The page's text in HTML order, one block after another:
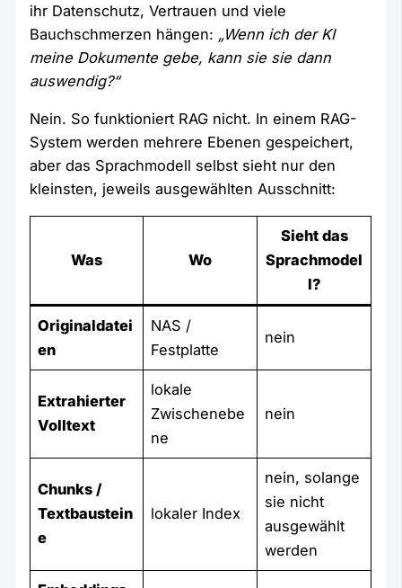
ihr Datenschutz, Vertrauen und viele
Bauchschmerzen hängen: „Wenn ich der KI
meine Dokumente gebe, kann sie sie dann
auswendig?“
Nein. So funktioniert RAG nicht. In einem RAG-
System werden mehrere Ebenen gespeichert,
aber das Sprachmodell selbst sieht nur den
kleinsten, jeweils ausgewählten Ausschnitt:
Was Wo
Sieht das
Sprachmodel
l?
Originaldatei
en
NAS /
Festplatte
nein
Extrahierter
Volltext
lokale
Zwischenebe
ne
nein
Chunks /
Textbaustein
e
lokaler Index
nein, solange
sie nicht
ausgewählt
werden